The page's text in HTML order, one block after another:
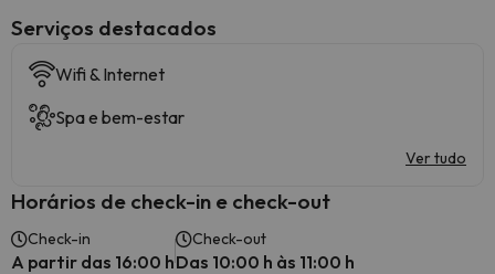
Serviços destacados
Wifi & Internet
Spa e bem-estar
Ver tudo
Horários de check-in e check-out
Check-in
A partir das 16:00 h
Check-out
Das 10:00 h às 11:00 h